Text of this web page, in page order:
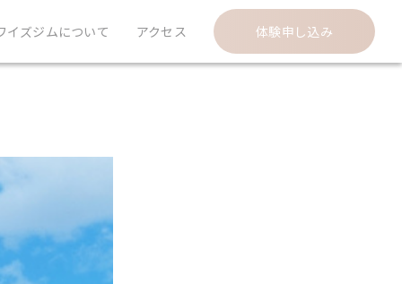
イズジムについて アクセス 体験申し込み